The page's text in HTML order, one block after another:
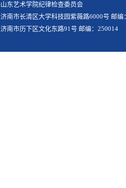
东艺术学院纪律检查委员会
南市长清区大学科技园紫薇路6000号 邮编
南市历下区文化东路91号 邮编：250014